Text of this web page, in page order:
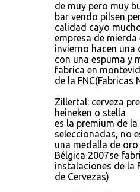
de muy pero muy
bar vendo pilsen
calidad cayo
empresa de mierda
invierno hacen una
con una espuma y
fabrica en
de la FNC(Fabricas
Zillertal: cerveza
heineken o stella
es la premium de la
seleccionadas, no
una medalla de
Bélgica 2007se
instalaciones de la
de Cervezas)